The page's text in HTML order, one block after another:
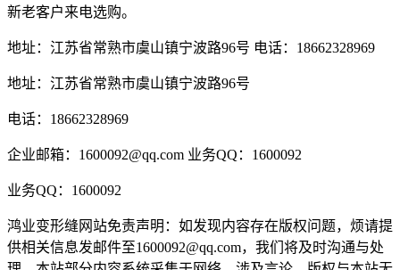
新老客户来电选购。
地址：江苏省常熟市虞山镇宁波路96号 电话：18662328969
地址：江苏省常熟市虞山镇宁波路96号
电话：18662328969
企业邮箱：1600092@qq.com 业务QQ：1600092
业务QQ：1600092
鸿业变形缝网站免责声明：如发现内容存在版权问题，烦请提
供相关信息发邮件至1600092@qq.com，我们将及时沟通与处